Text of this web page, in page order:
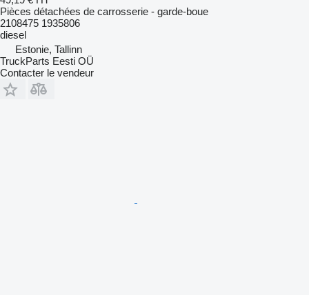
Pièces détachées de carrosserie - garde-boue
2108475 1935806
diesel
Estonie, Tallinn
TruckParts Eesti OÜ
Contacter le vendeur